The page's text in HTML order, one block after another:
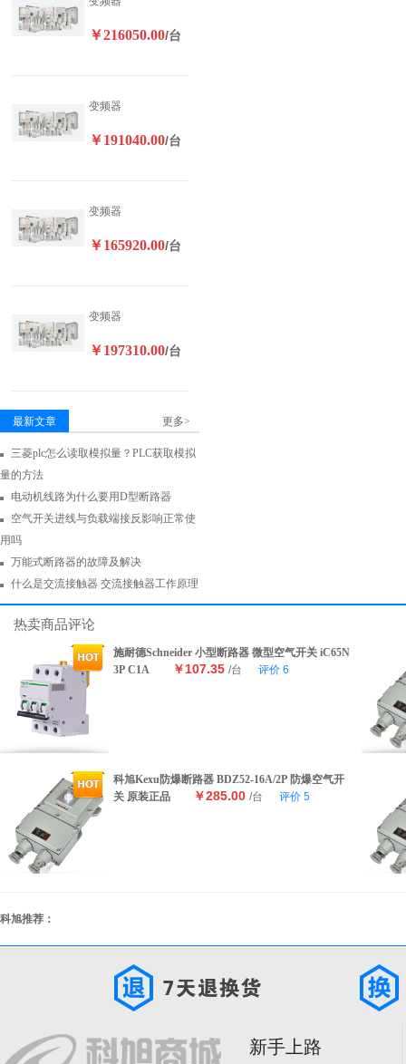
￥216050.00/台
变频器
￥191040.00/台
变频器
￥165920.00/台
变频器
￥197310.00/台
最新文章 更多>
三菱plc怎么读取模拟量？PLC获取模拟
量的方法
电动机线路为什么要用D型断路器
空气开关进线与负载端接反影响正常使
用吗
万能式断路器的故障及解决
什么是交流接触器 交流接触器工作原理
热卖商品评论
施耐德Schneider 小型断路器 微型空气开关 iC65N
3P C1A
￥107.35 /台 评价 6
科旭Kexu防爆断路器 BDZ52-16A/2P 防爆空气开
关 原装正品
￥285.00 /台 评价 5
科旭推荐：
新手上路